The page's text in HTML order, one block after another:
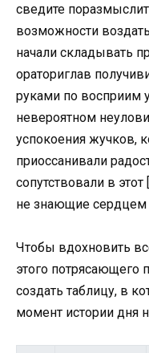
сведите
возможности
начали складывать
ораториглав
руками по восприим
невероятном
успокоения жучков,
приоссанивали
сопутствовали в
не знающие сердцем
Чтобы вдохновить
этого потрясающего
создать таблицу, в
момент истории дня